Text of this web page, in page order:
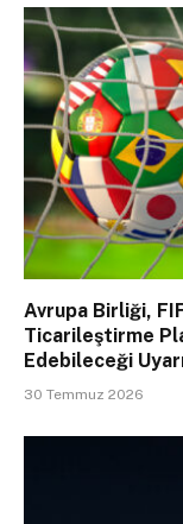
Avrupa Birliği,
Ticarileştirme
Edebileceği
30 Temmuz 2026